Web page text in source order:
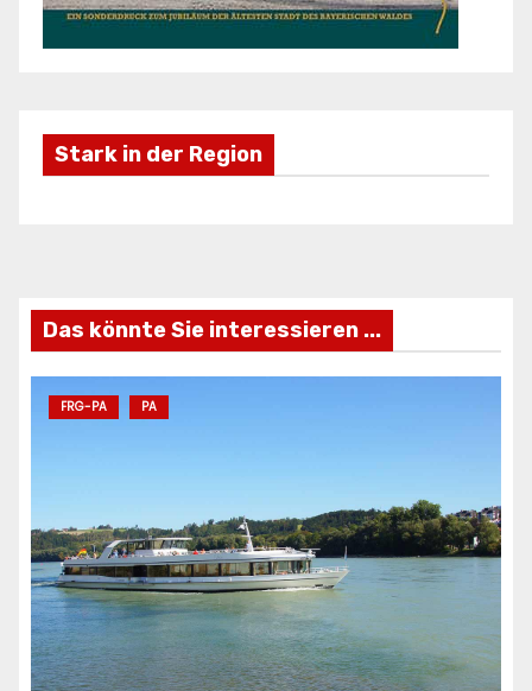
Stark in der Region
Das könnte Sie interessieren ...
FRG-PA PA